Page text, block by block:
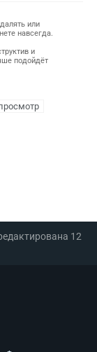
или
навсегда.
и
подойдёт
12